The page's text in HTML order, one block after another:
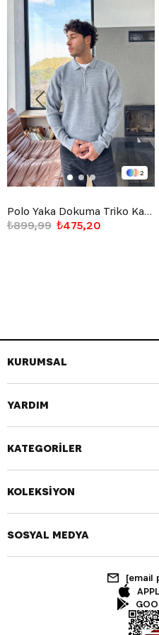
2
Polo Yaka Dokuma Triko Kazak Gri
₺475,20
₺899,99
KURUMSAL
YARDIM
KATEGORİLER
KOLEKSİYON
SOSYAL MEDYA
[email